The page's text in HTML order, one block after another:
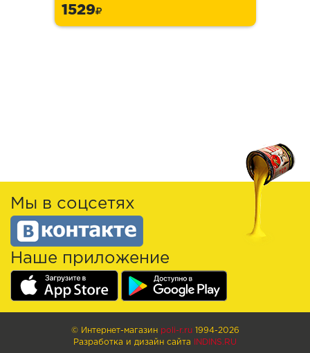
1529
Мы в соцсетях
Наше приложение
© Интернет-магазин poli-r.ru 1994-2026
Разработка и дизайн сайта
INDINS.RU